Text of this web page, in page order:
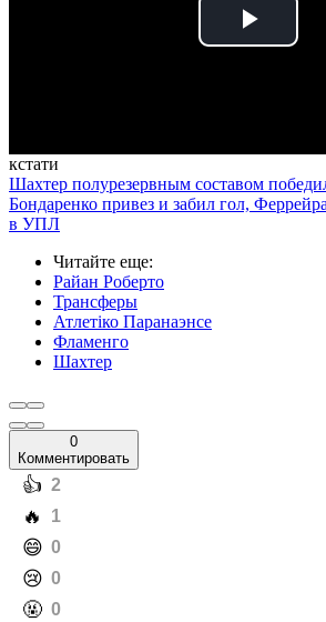
Play
кстати
Шахтер полурезервным составом
Бондаренко привез и забил гол,
в УПЛ
Читайте еще:
Райан Роберто
Трансферы
Атлетіко Паранаэнсе
Фламенго
Шахтер
0
Комментировать
️👍 2
️🔥 1
️😄 0
️😢 0
️🤬 0